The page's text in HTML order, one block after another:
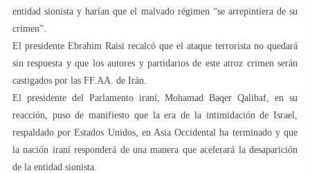
entidad sionista y harían que el malvado régimen “se arrepintiera de su
crimen”.
El presidente Ebrahim Raisi recalcó que el ataque terrorista no quedará
sin respuesta y que los autores y partidarios de este atroz crimen serán
castigados por las FF.AA. de Irán.
El presidente del Parlamento iraní, Mohamad Baqer Qalibaf, en su
reacción, puso de manifiesto que la era de la intimidación de Israel,
respaldado por Estados Unidos, en Asia Occidental ha terminado y que
la nación iraní responderá de una manera que acelerará la desaparición
de la entidad sionista.